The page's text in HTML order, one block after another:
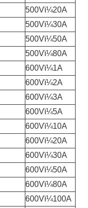
500Vï¼20A
500Vï¼30A
500Vï¼50A
500Vï¼80A
600Vï¼1A
600Vï¼2A
600Vï¼3A
600Vï¼5A
600Vï¼10A
600Vï¼20A
600Vï¼30A
600Vï¼50A
600Vï¼80A
600Vï¼100A